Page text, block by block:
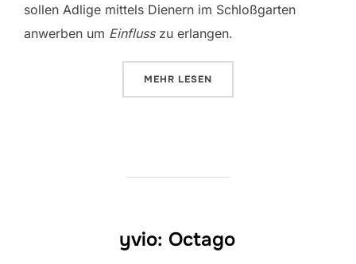
sollen Adlige mittels Dienern im Schloßgarten
anwerben um Einflusszu erlangen.
MEHR ÜBER „PALAIS ROYAL“
LESEN
yvio: Octago